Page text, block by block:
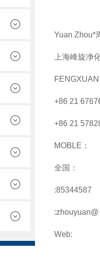
Yuan Zhou*
上海峰旋净
+86 21
+86 21
MOBLE：
全国：
:85344587
:zhouyuan@
Web: